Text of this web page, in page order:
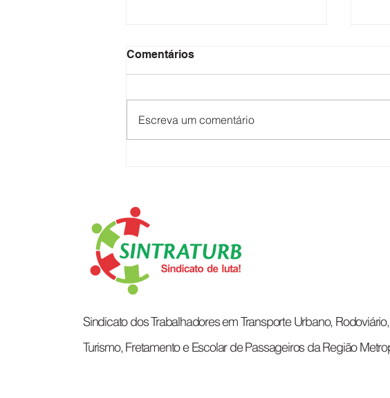
Comentários
Escreva um comentário
Sindicato dos Trabalhadores em Transporte Urbano, Rodoviário,
Turismo, Fretamento e Escolar de Passageiros da Região